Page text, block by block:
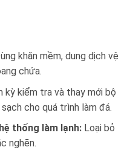
khăn mềm, dung dịch vệ
chứa.
kỳ kiểm tra và thay mới bộ
cho quá trình làm đá.
thống làm lạnh:Loại bỏ
nghẽn.